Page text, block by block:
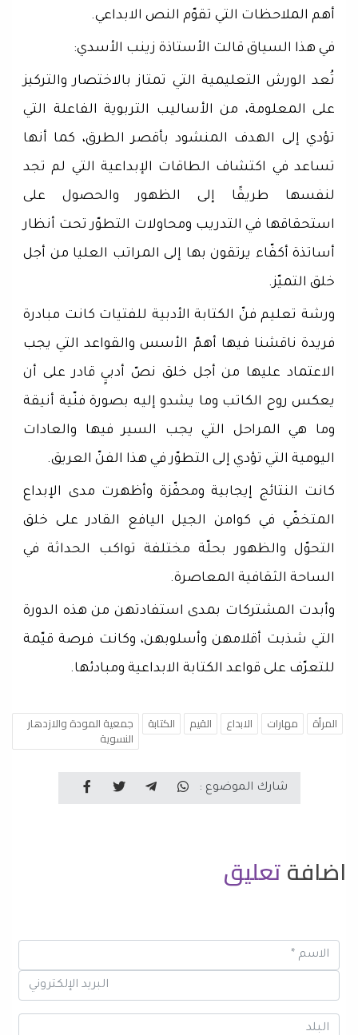
أهم الملاحظات التي تقوّم النص الابداعي.
في هذا السياق قالت الأستاذة زينب الأسدي:
تُعد الورش التعليمية التي تمتاز بالاختصار والتركيز
على المعلومة، من الأساليب التربوية الفاعلة التي
تؤدي إلى الهدف المنشود بأقصر الطرق، كما أنها
تساعد في اكتشاف الطاقات الإبداعية التي لم تجد
لنفسها طريقًا إلى الظهور والحصول على
استحقاقها في التدريب ومحاولات التطوّر تحت أنظار
أساتذة أكفّاء يرتقون بها إلى المراتب العليا من أجل
خلق التميّز.
ورشة تعليم فنّ الكتابة الأدبية للفتيات كانت مبادرة
فريدة ناقشنا فيها أهمّ الأسس والقواعد التي يجب
الاعتماد عليها من أجل خلق نصّ أدبيٍ قادر على أن
يعكس روح الكاتب وما يشدو إليه بصورة فنّية أنيقة
وما هي المراحل التي يجب السير فيها والعادات
اليومية التي تؤدي إلى التطوّر في هذا الفنّ العريق.
كانت النتائج إيجابية ومحفّزة وأظهرت مدى الإبداع
المتخفّي في كوامن الجيل اليافع القادر على خلق
التحوّل والظهور بحلّة مختلفة تواكب الحداثة في
الساحة الثقافية المعاصرة.
وأبدت المشتركات بمدى استفادتهن من هذه الدورة
التي شذبت أقلامهن وأسلوبهن، وكانت فرصة قيّمة
للتعرّف على قواعد الكتابة الابداعية ومبادئها.
المرأة مهارات الابداع القيم الكتابة جمعية المودة والازدهار
النسوية
شارك الموضوع :
اضافةتعليق